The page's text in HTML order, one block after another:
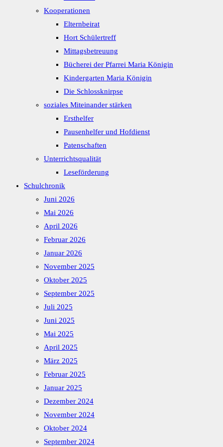
Kooperationen
Elternbeirat
Hort Schülertreff
Mittagsbetreuung
Bücherei der Pfarrei Maria Königin
Kindergarten Maria Königin
Die Schlossknirpse
soziales Miteinander stärken
Ersthelfer
Pausenhelfer und Hofdienst
Patenschaften
Unterrichtsqualität
Leseförderung
Schulchronik
Juni 2026
Mai 2026
April 2026
Februar 2026
Januar 2026
November 2025
Oktober 2025
September 2025
Juli 2025
Juni 2025
Mai 2025
April 2025
März 2025
Februar 2025
Januar 2025
Dezember 2024
November 2024
Oktober 2024
September 2024